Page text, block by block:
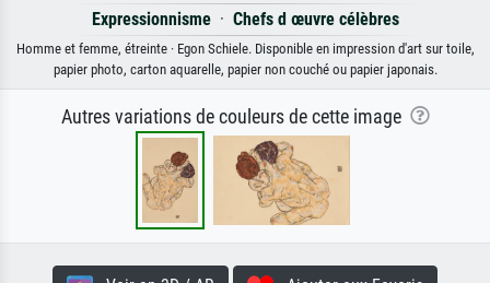
Expressionnisme· Chefs d œuvre célèbres
Homme et femme, étreinte · Egon Schiele. Disponible en impression d'art sur toile,
papier photo, carton aquarelle, papier non couché ou papier japonais.
Autres variations de couleurs de cette image